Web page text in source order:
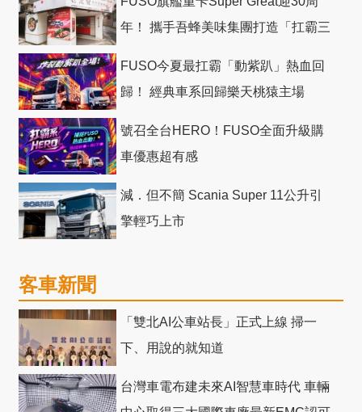
年！ 攜手吾蜂美味集團打造「扛霸三
FUSO今夏最扛霸「動紫趴」熱血回
歸！ 經典車系回歸樂天桃猿主場
號召全台HERO！FUSO全面升級購
車優惠超有感
減．但不簡 Scania Super 11公升引
擎輕巧上市
客車新聞
「雙北AI公車站長」正式上線 掃一
下、用說的就知道
台灣車電布建未來AI智慧車時代 車輛